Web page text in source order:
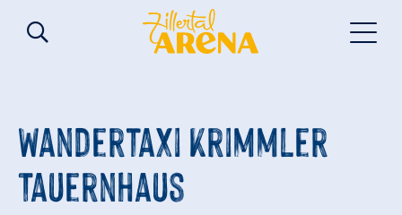
Wandertaxi Krimmler
Tauernhaus